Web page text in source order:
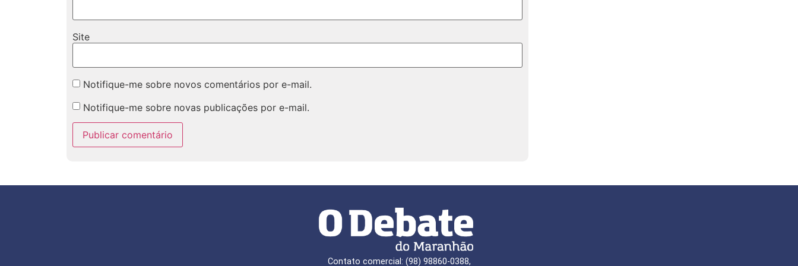
Site
Notifique-me sobre novos comentários por e-mail.
Notifique-me sobre novas publicações por e-mail.
Contato comercial: (98) 98860-0388,